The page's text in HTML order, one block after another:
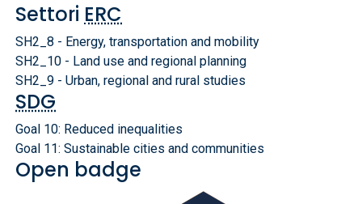
Settori ERC
SH2_8 - Energy, transportation and mobility
SH2_10 - Land use and regional planning
SH2_9 - Urban, regional and rural studies
SDG
Goal 10: Reduced inequalities
Goal 11: Sustainable cities and communities
Open badge